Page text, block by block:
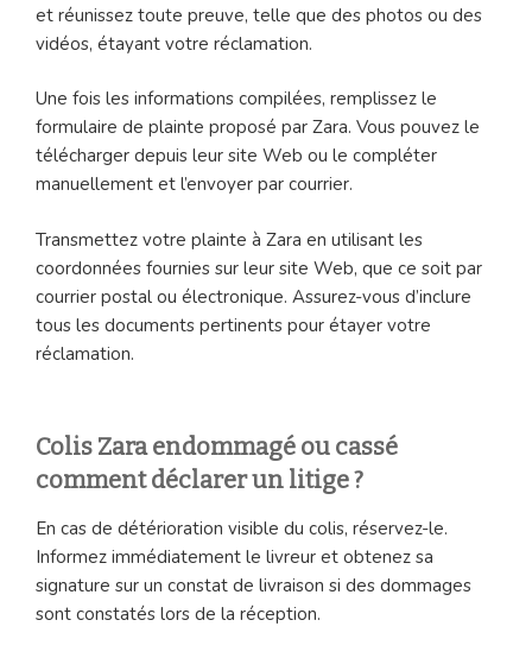
et réunissez toute preuve, telle que des photos ou des
vidéos, étayant votre réclamation.
Une fois les informations compilées, remplissez le
formulaire de plainte proposé par Zara. Vous pouvez le
télécharger depuis leur site Web ou le compléter
manuellement et l’envoyer par courrier.
Transmettez votre plainte à Zara en utilisant les
coordonnées fournies sur leur site Web, que ce soit par
courrier postal ou électronique. Assurez-vous d’inclure
tous les documents pertinents pour étayer votre
réclamation.
Colis Zara endommagé ou cassé
comment déclarer un litige ?
En cas de détérioration visible du colis, réservez-le.
Informez immédiatement le livreur et obtenez sa
signature sur un constat de livraison si des dommages
sont constatés lors de la réception.